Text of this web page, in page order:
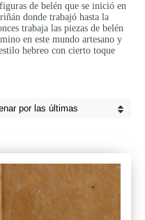
de belén que se inició en
donde trabajó hasta la
trabaja las piezas de belén
en este mundo artesano y
hebreo con cierto toque